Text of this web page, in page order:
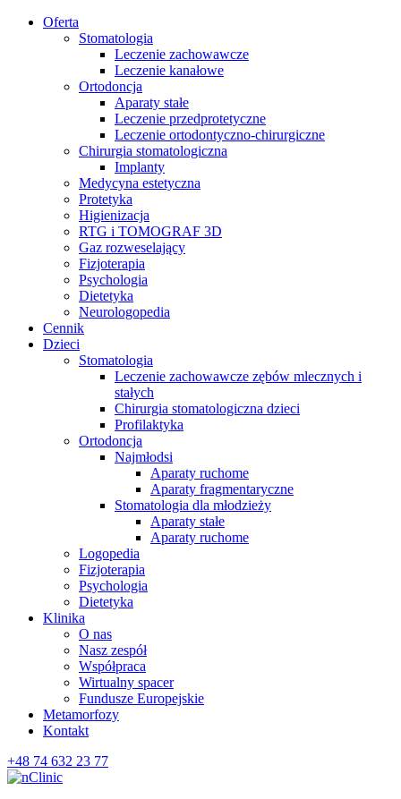
Oferta
Stomatologia
Leczenie zachowawcze
Leczenie kanałowe
Ortodoncja
Aparaty stałe
Leczenie przedprotetyczne
Leczenie ortodontyczno-chirurgiczne
Chirurgia stomatologiczna
Implanty
Medycyna estetyczna
Protetyka
Higienizacja
RTG i TOMOGRAF 3D
Gaz rozweselający
Fizjoterapia
Psychologia
Dietetyka
Neurologopedia
Cennik
Dzieci
Stomatologia
Leczenie zachowawcze zębów mlecznych i
stałych
Chirurgia stomatologiczna dzieci
Profilaktyka
Ortodoncja
Najmłodsi
Aparaty ruchome
Aparaty fragmentaryczne
Stomatologia dla młodzieży
Aparaty stałe
Aparaty ruchome
Logopedia
Fizjoterapia
Psychologia
Dietetyka
Klinika
O nas
Nasz zespół
Współpraca
Wirtualny spacer
Fundusze Europejskie
Metamorfozy
Kontakt
+48 74 632 23 77